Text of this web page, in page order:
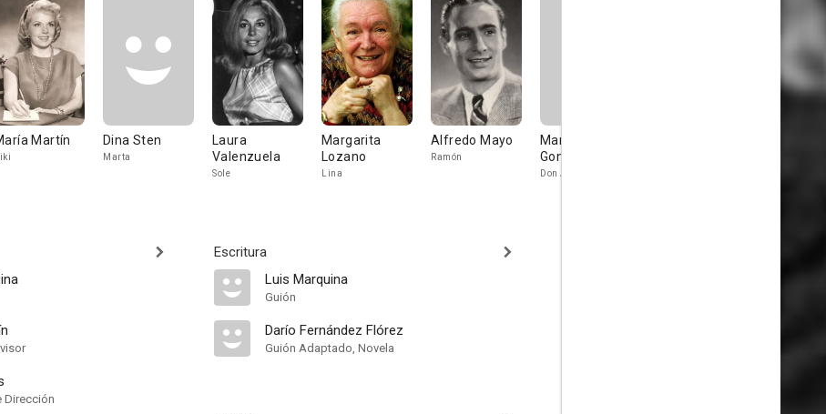
Martín Dina Sten
Marta
Laura
Valenzuela
Sole
Margarita
Lozano
Lina
Alfredo Mayo
Ramón
Manuel Díaz
González
Don Amaro
Dirección
Escritura
Luis Marquina
Guión
Darío Fernández Flórez
Guión Adaptado, Novela